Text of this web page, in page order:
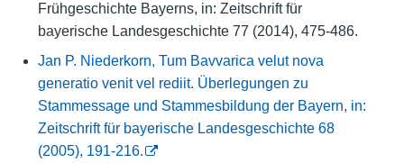
Frühgeschichte Bayerns, in: Zeitschrift für
bayerische Landesgeschichte 77 (2014), 475-486.
Jan P. Niederkorn, Tum Bavvarica velut nova
generatio venit vel rediit. Überlegungen zu
Stammessage und Stammesbildung der Bayern, in:
Zeitschrift für bayerische Landesgeschichte 68
(2005), 191-216.